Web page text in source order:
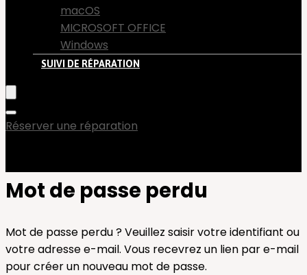
macOS
MICROSOFT OFFICE
Windows
SUIVI DE RÉPARATION
Réserver une réparation
Mot de passe perdu
Mot de passe perdu ? Veuillez saisir votre identifiant ou
votre adresse e-mail. Vous recevrez un lien par e-mail
pour créer un nouveau mot de passe.